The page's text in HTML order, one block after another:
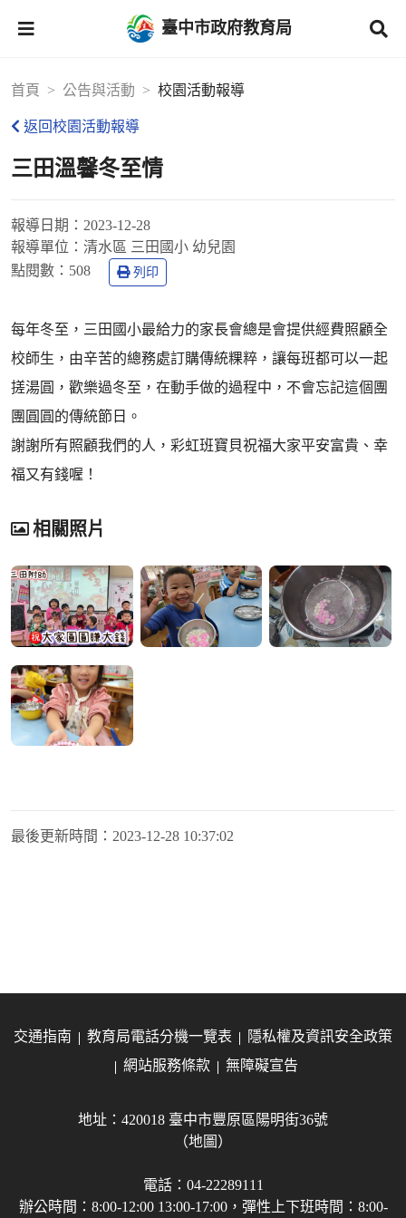
臺中市政府教育局
首頁 公告與活動 校園活動報導
返回校園活動報導
三田溫馨冬至情
報導日期： 2023-12-28
報導單位： 清水區 三田國小 幼兒園
點閱數： 508 列印
每年冬至，三田國小最給力的家長會總是會提供經費照顧全
校師生，由辛苦的總務處訂購傳統粿粹，讓每班都可以一起
搓湯圓，歡樂過冬至，在動手做的過程中，不會忘記這個團
團圓圓的傳統節日。
謝謝所有照顧我們的人，彩虹班寶貝祝福大家平安富貴、幸
福又有錢喔！
相關照片
最後更新時間： 2023-12-28 10:37:02
交通指南 教育局電話分機一覽表
隱私權及資訊安全政策
網站服務條款
無障礙宣告
地址：420018 臺中市豐原區陽明街36號
（地圖）
電話：04-22289111
辦公時間：8:00-12:00 13:00-17:00，彈性上下班時間：8:00-